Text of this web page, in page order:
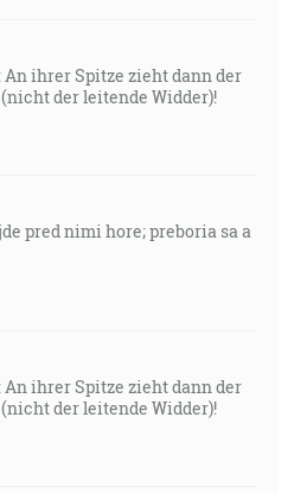
An ihrer Spitze zieht dann der
der leitende Widder)!
pred nimi hore; preboria sa a
An ihrer Spitze zieht dann der
der leitende Widder)!